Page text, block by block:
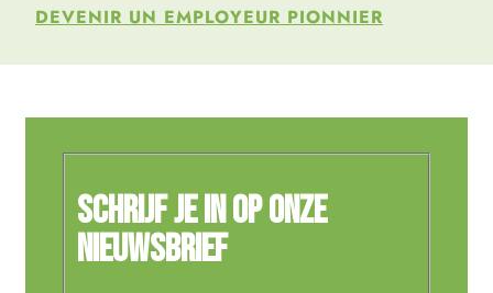
DEVENIR UN EMPLOYEUR PIONNIER